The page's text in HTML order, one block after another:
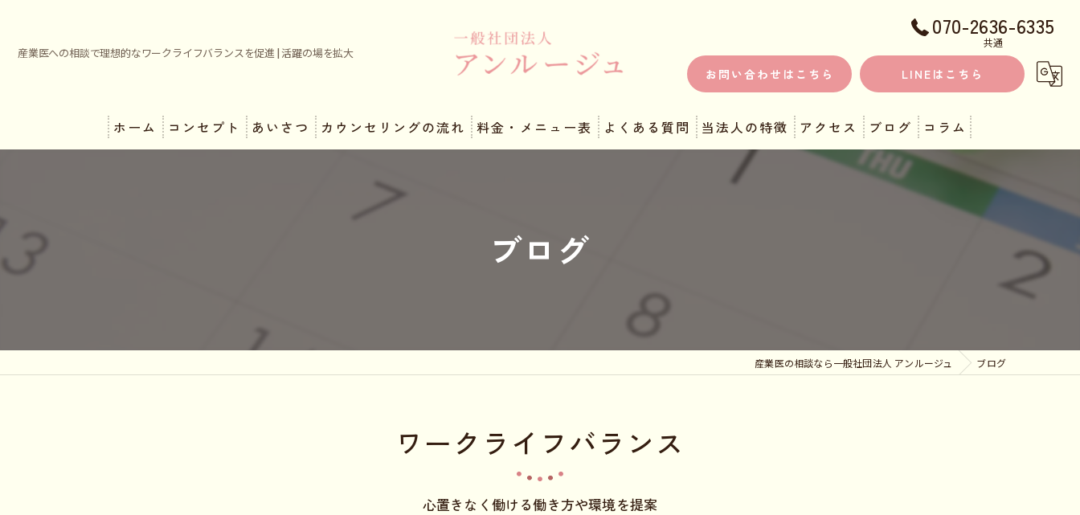
産業医への相談で理想的なワークライフバランスを促進 | 活躍の場を拡大
070-2636-6335
共通
お問い合わせはこちら LINEはこちら
ホーム コンセプト あいさつ カウンセリングの流れ 料金・メニュー表 よくある質問 当法人の特徴
キャリア
アクセス ブログ コラム
ブログ
産業医の相談なら一般社団法人 アンルージュ ブログ
ワークライフバランス
心置きなく働ける働き方や環境を提案